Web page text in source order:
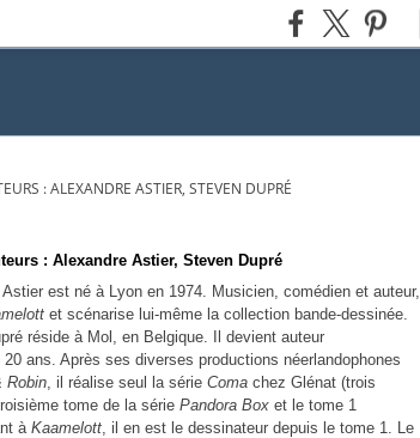
: ALEXANDRE ASTIER, STEVEN DUPRÉ
: Alexandre Astier, Steven Dupré
est né à Lyon en 1974. Musicien, comédien et auteur,
et scénarise lui-même la collection bande-dessinée.
réside à Mol, en Belgique. Il devient auteur
20 ans. Après ses diverses productions néerlandophones
Robin, il réalise seul la série Coma chez Glénat (trois
tome de la série Pandora Box et le tome 1
à Kaamelott, il en est le dessinateur depuis le tome 1. Le